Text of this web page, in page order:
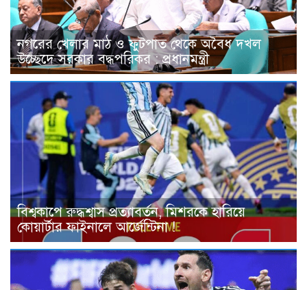
নগরের খেলার মাঠ ও ফুটপাত থেকে অবৈধ দখল
উচ্ছেদে সরকার বদ্ধপরিকর : প্রধানমন্ত্রী
বিশ্বকাপে রুদ্ধশ্বাস প্রত্যাবর্তন, মিশরকে হারিয়ে
কোয়ার্টার ফাইনালে আর্জেন্টিনা !